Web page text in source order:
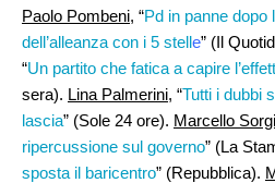
Paolo Pombeni, “Pd in panne dopo
dell’alleanza con i 5 stelle” (Il
“Un partito che fatica a capire
sera). Lina Palmerini, “Tutti i dubbi
lascia” (Sole 24 ore). Marcello Sorgi
ripercussione sul governo” (La
sposta il baricentro” (Repubblica).